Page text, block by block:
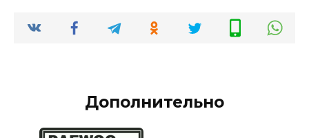
Дополнительно